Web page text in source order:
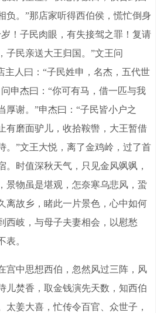
负。”那店家听得西伯侯，慌忙倒身
！子民肉眼，有失接驾之罪！复请
子民亲送大王归国。”文王问
主人曰：“子民姓申，名杰，五代世
申杰曰：“你可有马，借一匹与我
厚谢。”申杰曰：“子民皆小户之
有磨面驴儿，收拾鞍辔，大王暂借
。”文王大悦，离了金鸡岭，过了首
。时值深秋天气，只见金风飒飒，
景物虽是堪观，怎奈寒乌悲风，蛩
离故乡，睹此一片景色，心中如何
西岐，与母子夫妻相会，以慰愁
表。
中思想西伯，忽然风过三阵，风
儿焚香，取金钱演先天数，知西伯
太姜大喜，忙传令百官、众世子，